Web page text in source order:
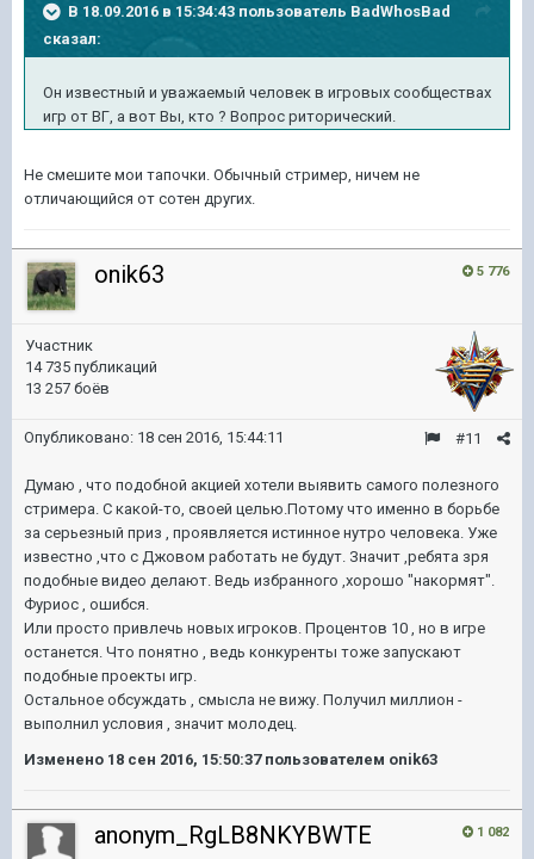
В 18.09.2016 в 15:34:43 пользователь BadWhosBad
сказал:
Он известный и уважаемый человек в игровых сообществах
игр от ВГ, а вот Вы, кто ? Вопрос риторический.
Не смешите мои тапочки. Обычный стример, ничем не
отличающийся от сотен других.
5 776
onik63
Участник
14 735 публикаций
13 257 боёв
#11
Опубликовано: 18 сен 2016, 15:44:11
Думаю , что подобной акцией хотели выявить самого полезного
стримера. С какой-то, своей целью.Потому что именно в борьбе
за серьезный приз , проявляется истинное нутро человека. Уже
известно ,что с Джовом работать не будут. Значит ,ребята зря
подобные видео делают. Ведь избранного ,хорошо "накормят".
Фуриос , ошибся.
Или просто привлечь новых игроков. Процентов 10 , но в игре
останется. Что понятно , ведь конкуренты тоже запускают
подобные проекты игр.
Остальное обсуждать , смысла не вижу. Получил миллион -
выполнил условия , значит молодец.
Изменено 18 сен 2016, 15:50:37пользователем onik63
1 082
anonym_RgLB8NKYBWTE